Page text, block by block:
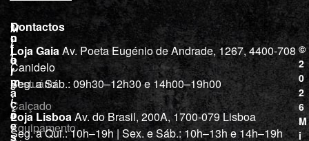
M
i
l
í
c
i
a
“
L
o
j
a
Vestuário
Calçado
Equipamento
I
n
f
o
r
m
a
ç
õ
e
s
Contactos
Loja GaiaAv. Poeta Eugénio de Andrade, 1267, 4400-708
Canidelo
Seg. a Sáb.: 09h30–12h30 e 14h00–19h00
Loja LisboaAv. do Brasil, 200A, 1700-079 Lisboa
Seg. a Qui.: 10h–19h | Sex. e Sáb.: 10h–13h e 14h–19h
©
2
0
2
6
M
i